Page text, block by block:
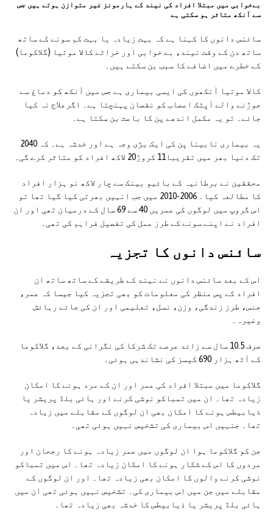
بےخوابی میں مبتلا افراد کی نیند کے ہارمونز غیر متوازن ہوتے ہیں جس
سے آنکھ متاثر ہو سکتی ہے
سائنس دانوں کا کہنا ہے کہ بہت زیادہ یا بہت کم سونے کے ساتھ
ساتھ دن کے وقت نیند، بے خوابی اور خراٹے کالا موتیا (گلاکوما)
کے خطرے میں اضافے کا سبب بن سکتے ہیں۔
کالا موتیا آنکھوں کی ایسی بیماری ہے جس میں آنکھ کو دماغ سے
جوڑنے والے آپٹک اعصاب کو نقصان پہنچتا ہے۔ اگرعلاج نہ کیا
جائے۔ تو یہ مکمل اندھے پن کا باعث بن سکتا ہے۔
یہ بیماری نابینا پن کی ایک بڑی وجہ ہے اور خدشہ ہے۔ کہ 2040
تک دنیا بھر میں تقریبا11 کروڑ20 لاکھ افراد کو متاثر کرے گی۔
محققین نے برطانیہ کے بائیو بینک سے چار لاکھ نو ہزار افراد
کا مطالعہ کیا۔ 2006-2010 میں جب انہیں بھرتی کیا گیا تھا تو
اس گروپ میں لوگوں کی عمریں 40 سے 69 سال کے درمیان تھی اور ان
افراد نے اپنے سونے کے طرز عمل کی تفصیل فراہم کی تھی۔
سائنس دانوں کا تجزيہ
اس کے بعد سائنس دانوں نے نیند کے طریقے کے ساتھ ساتھ ان
افراد کے پس منظر کی معلومات کو بھی تجزیہ کیا جیسا کہ عمر،
جنس، طرز زندگی، وزن، نسل، تعلیمی اور ان کی جائے رہائش
وغیرہ۔
صرف 10.5 سال سے زائد عرصے تک شرکا کی نگرانی کے بعد، گلاکوما
کے آٹھ ہزار 690 کیسز کی نشاندہی ہوئی۔
گلاکوما میں مبتلا افراد کی عمر اور ان کے مرد ہونے کا امکان
زیادہ تھا۔ ان میں تمباکو نوشی کرنے اور ہائی بلڈ پریشر یا
ذیابیطس ہونے کا امکان بھی ان لوگوں کے مقابلے میں زیادہ
تھا۔ جنہیں اس بیماری کی تشخیص نہیں ہوئی تھی۔
جن کو گلاکوما ہوا ان لوگوں میں عمر زیادہ ہونے کا رجحان اور
مردوں کا اس کے شکار ہونے کا امکان زیادہ تھا۔ اس میں تمباکو
نوشی کرنے والوں کا امکان بھی زیادہ تھا۔ اور ان لوگوں کے
مقابلے میں جن میں اس بیماری کی۔ تشخیص نہیں ہوئی تھی ان میں
ہائی بلڈ پریشر یا ذیابیطس کا خدشہ بھی زیادہ تھا۔